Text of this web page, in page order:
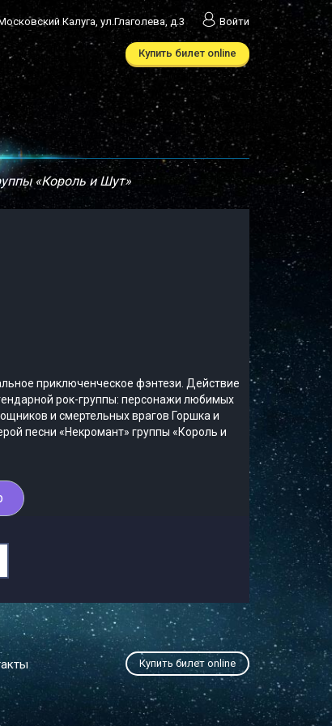
Калуга, ул.Глаголева, д.3 Войти
Купить билет online
«Король и Шут»
приключенческое фэнтези. Действие
рок-группы: персонажи любимых
и смертельных врагов Горшка и
песни «Некромант» группы «Король и
Купить билет online